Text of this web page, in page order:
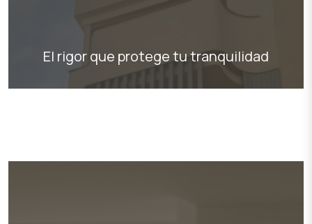
El rigor que protege tu tranquilidad